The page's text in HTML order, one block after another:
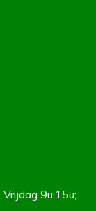
9u:15u;